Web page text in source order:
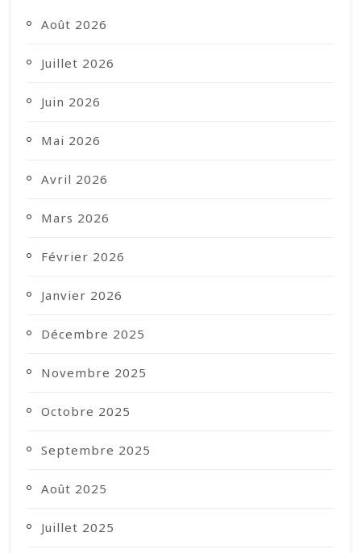
Août 2026
Juillet 2026
Juin 2026
Mai 2026
Avril 2026
Mars 2026
Février 2026
Janvier 2026
Décembre 2025
Novembre 2025
Octobre 2025
Septembre 2025
Août 2025
Juillet 2025